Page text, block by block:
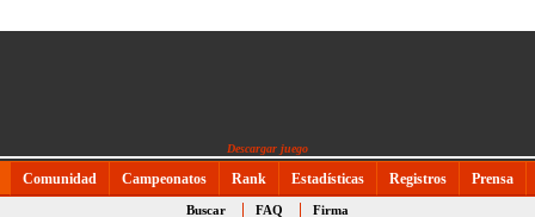
Descargar juego
Comunidad Campeonatos Rank Estadísticas Registros Prensa
Buscar FAQ Firma